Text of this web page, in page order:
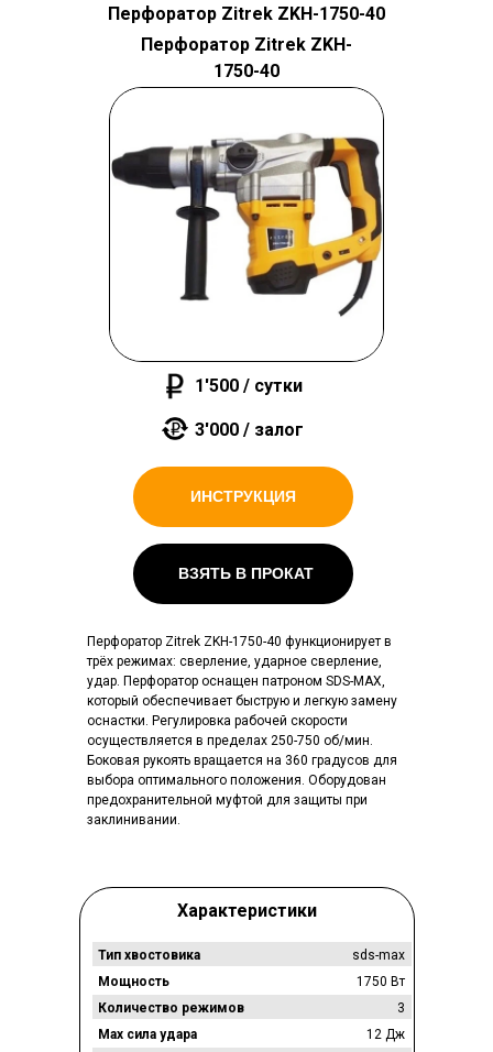
Перфоратор Zitrek ZKH-1750-40
Перфоратор Zitrek ZKH-
1750-40
1'500 / сутки
3'000 / залог
Перфоратор Zitrek ZKH-1750-40 функционирует в
трёх режимах: сверление, ударное сверление,
удар. Перфоратор оснащен патроном SDS-MAX,
который обеспечивает быструю и легкую замену
оснастки. Регулировка рабочей скорости
осуществляется в пределах 250-750 об/мин.
Боковая рукоять вращается на 360 градусов для
выбора оптимального положения. Оборудован
предохранительной муфтой для защиты при
заклинивании.
ИНСТРУКЦИЯ
ВЗЯТЬ В ПРОКАТ
Характеристики
Тип хвостовика
Мощность
Количество режимов
Max сила удара
sds-max
1750 Вт
3
12 Дж